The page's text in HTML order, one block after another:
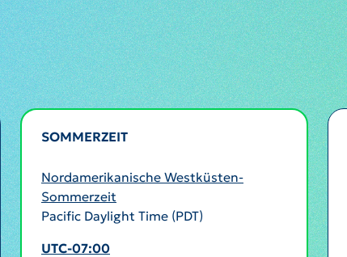
SOMMERZEIT
Nordamerikanische Westküsten-
Sommerzeit
Pacific Daylight Time (PDT)
UTC-07:00